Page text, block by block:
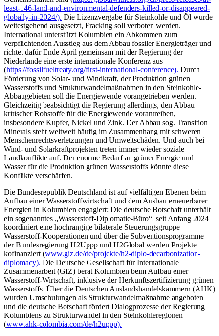
least-146-land-and-environmental-defenders-killed-or-disappeared-
globally-in-2024/). Die Lizenzvergabe für Steinkohle und Öl wurde
weitestgehend ausgesetzt, Fracking soll verboten werden.
International unterstützt Kolumbien ein Abkommen zum
verpflichtenden Ausstieg aus dem Abbau fossiler Energieträger und
richtet dafür Ende April gemeinsam mit der Regierung der
Niederlande eine erste internationale Konferenz aus
(https://fossilfueltreaty.org/first-international-conference). Durch
Förderung von Solar- und Windkraft, der Produktion grünen
Wasserstoffs und Strukturwandelmaßnahmen in den Steinkohle-
Abbaugebieten soll die Energiewende vorangetrieben werden.
Gleichzeitig beabsichtigt die Regierung allerdings, den Abbau
kritischer Rohstoffe für die Energiewende vorantreiben,
insbesondere Kupfer, Nickel und Zink. Der Abbau sog. Transition
Minerals steht weltweit häufig im Zusammenhang mit schweren
Menschenrechtsverletzungen und Umweltschäden. Und auch bei
Wind- und Solarkraftprojekten treten immer wieder soziale
Landkonflikte auf. Der enorme Bedarf an grüner Energie und
Wasser für die Produktion grünen Wasserstoffs könnte diese
Konflikte verschärfen.
Die Bundesrepublik Deutschland ist auf vielfältigen Ebenen beim
Aufbau einer Wasserstoffwirtschaft und dem Ausbau erneuerbarer
Energien in Kolumbien engagiert: Die deutsche Botschaft unterhält
ein sogenanntes „Wasserstoff-Diplomatie-Büro“, seit Anfang 2024
koordiniert eine hochrangige bilaterale Steuerungsgruppe
Wasserstoff-Kooperationen und über die Subventionsprogramme
der Bundesregierung H2Uppp und H2Global werden Projekte
kofinanziert (www.giz.de/de/projekte/h2-diplo-decarbonization-
diplomacy). Die Deutsche Gesellschaft für Internationale
Zusammenarbeit (GIZ) berät Kolumbien beim Aufbau einer
Wasserstoff-Wirtschaft, inklusive der Herkunftszertifizierung grünen
Wasserstoffs. Über die Deutschen Auslandshandelskammern (AHK)
wurden Umschulungen als Strukturwandelmaßnahme angeboten
und die deutsche Botschaft fördert Dialogprozesse der Regierung
Kolumbiens zu Strukturwandel in den Steinkohleregionen
(www.ahk-colombia.com/de/h2uppp).